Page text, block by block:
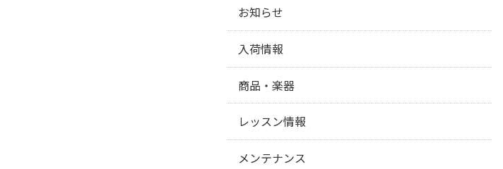
お知らせ
入荷情報
商品・楽器
レッスン情報
メンテナンス